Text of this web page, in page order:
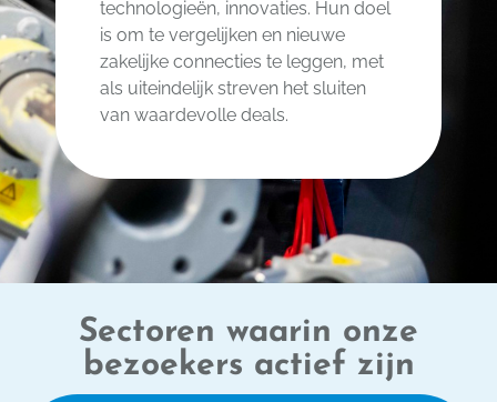
technologieën, innovaties. Hun doel
is om te vergelijken en nieuwe
zakelijke connecties te leggen, met
als uiteindelijk streven het sluiten
van waardevolle deals.
Sectoren waarin onze
bezoekers actief zijn